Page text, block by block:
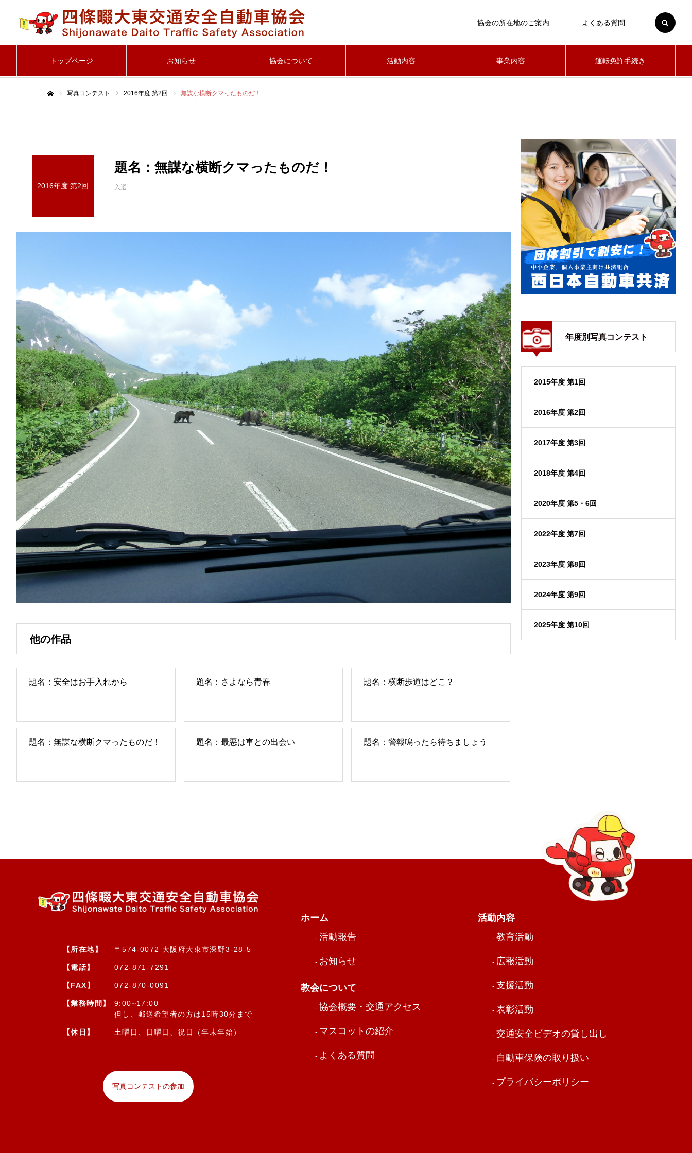
協会の所在地のご案内 よくある質問
SEARCH
トップページ お知らせ 協会について 活動内容 事業内容 運転免許手続き
写真コンテスト 2016年度 第2回 無謀な横断クマったものだ！
2016年度 第2回
題名：無謀な横断クマったものだ！
入選
他の作品
題名：安全はお手入れから 題名：さよなら青春 題名：横断歩道はどこ？
題名：無謀な横断クマったものだ！ 題名：最悪は車との出会い 題名：警報鳴ったら待ちましょう
年度別写真コンテスト
2015年度 第1回
2016年度 第2回
2017年度 第3回
2018年度 第4回
2020年度 第5・6回
2022年度 第7回
2023年度 第8回
2024年度 第9回
2025年度 第10回
【所在地】 〒574-0072 大阪府大東市深野3-28-5
【電話】 072-871-7291
【FAX】 072-870-0091
【業務時間】
9:00~17:00
但し、郵送希望者の方は15時30分まで
【休日】 土曜日、日曜日、祝日（年末年始）
写真コンテストの参加
ホーム
活動報告
お知らせ
教会について
協会概要・交通アクセス
マスコットの紹介
よくある質問
活動内容
教育活動
広報活動
支援活動
表彰活動
交通安全ビデオの貸し出し
自動車保険の取り扱い
プライバシーポリシー